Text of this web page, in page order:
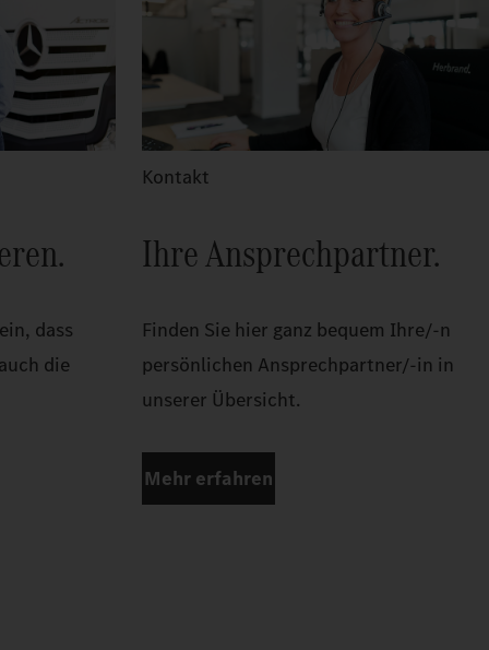
dass
die
Kontakt
Ihre Ansprechpartner.
Finden Sie hier ganz bequem Ihre/-n
persönlichen Ansprechpartner/-in in
unserer Übersicht.
Mehr erfahren